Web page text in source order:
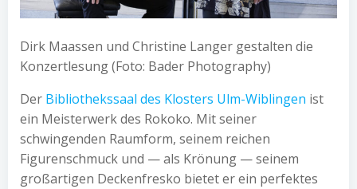
Dirk Maassen und Christine Langer gestalten die
Konzertlesung (Foto: Bader Photography)
Der Bibliothekssaal des Klosters Ulm-Wiblingen ist
ein Meisterwerk des Rokoko. Mit seiner
schwingenden Raumform, seinem reichen
Figurenschmuck und — als Krönung — seinem
großartigen Deckenfresko bietet er ein perfektes